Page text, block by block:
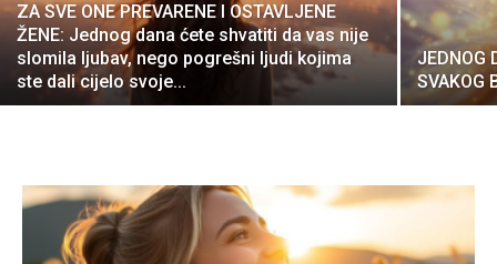
ZA SVE ONE PREVARENE I OSTAVLJENE
ŽENE: Jednog dana ćete shvatiti da vas nije
slomila ljubav, nego pogrešni ljudi kojima
ste dali cijelo svoje...
JEDNOG
SVAKOG